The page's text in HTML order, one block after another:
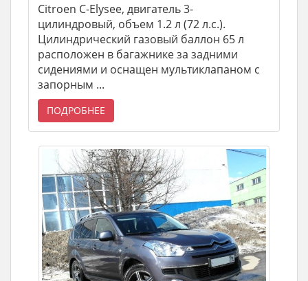
Citroen C-Elysee, двигатель 3-
цилиндровый, объем 1.2 л (72 л.с.).
Цилиндрический газовый баллон 65 л
расположен в багажнике за задними
сидениями и оснащен мультиклапаном с
запорным ...
ПОДРОБНЕЕ